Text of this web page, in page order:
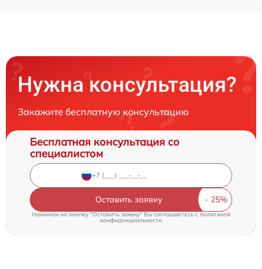
Нужна консультация?
Закажите бесплатную консультацию
Бесплатная консультация со
специалистом
Оставить заявку
Нажимая на кнопку "Оставить заявку" Вы соглашаетесь cполитикой
конфиденциальности